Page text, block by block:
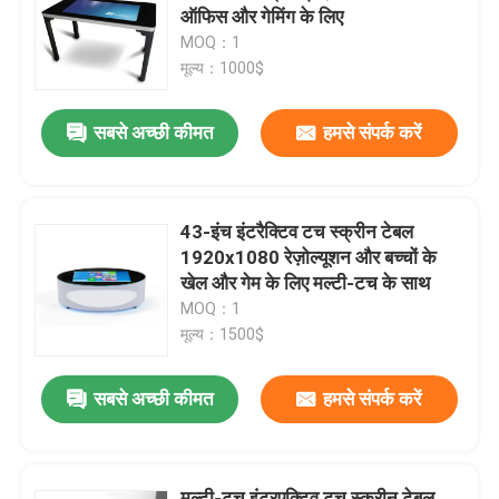
वीआर शो
हमारे बारे में
गुणवत्ता नियंत्रण
समाचार
ऑफिस और गेमिंग के लिए
MOQ：1
मूल्य：1000$
सबसे अच्छी कीमत हमसे संपर्क करें
43-इंच इंटरैक्टिव टच स्क्रीन टेबल
1920x1080 रेज़ोल्यूशन और बच्चों के
खेल और गेम के लिए मल्टी-टच के साथ
MOQ：1
मूल्य：1500$
सबसे अच्छी कीमत हमसे संपर्क करें